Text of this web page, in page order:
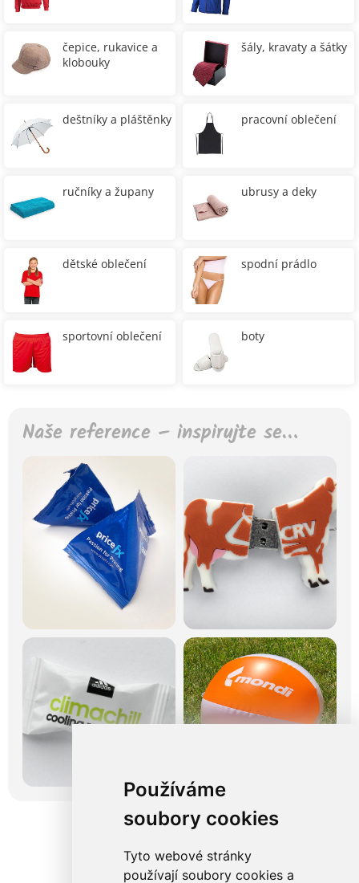
Používáme
soubory cookies
Tyto webové stránky
používají soubory cookies a
čepice, rukavice a
klobouky
šály, kravaty a šátky
deštníky a pláštěnky pracovní oblečení
ručníky a župany ubrusy a deky
dětské oblečení spodní prádlo
sportovní oblečení boty
Naše reference – inspirujte se…